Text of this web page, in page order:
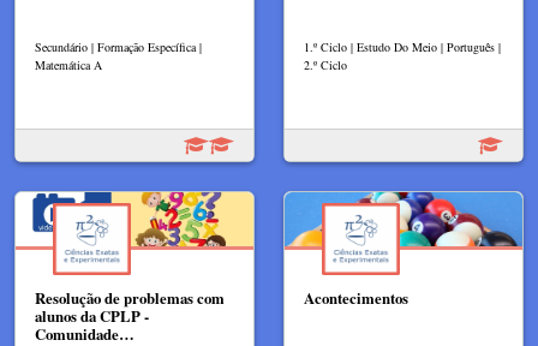
Secundário | Formação Específica |
Matemática A
1.º Ciclo | Estudo Do Meio | Português |
2.º Ciclo
Resolução de problemas com
alunos da CPLP -
Comunidade…
Acontecimentos